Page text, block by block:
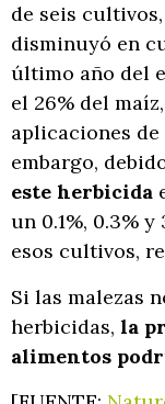
de seis
disminuyó en
último año del
el 26% del
aplicaciones
embargo,
este herbicida
un 0.1%, 0.3%
esos cultivos,
Si las malezas
herbicidas, la
alimentos